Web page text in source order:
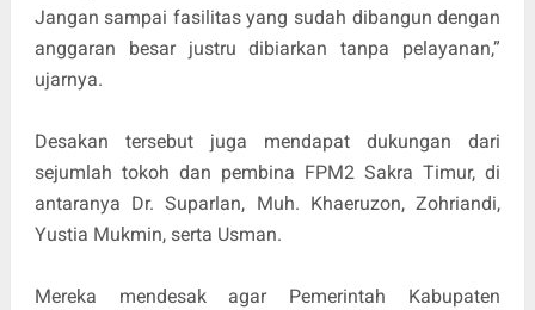
Jangan sampai fasilitas yang sudah dibangun dengan
anggaran besar justru dibiarkan tanpa pelayanan,”
ujarnya.
Desakan tersebut juga mendapat dukungan dari
sejumlah tokoh dan pembina FPM2 Sakra Timur, di
antaranya Dr. Suparlan, Muh. Khaeruzon, Zohriandi,
Yustia Mukmin, serta Usman.
Mereka mendesak agar Pemerintah Kabupaten